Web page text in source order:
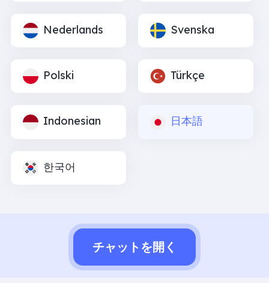
Nederlands Svenska
Polski Türkçe
Indonesian 日本語
한국어
チャットを開く